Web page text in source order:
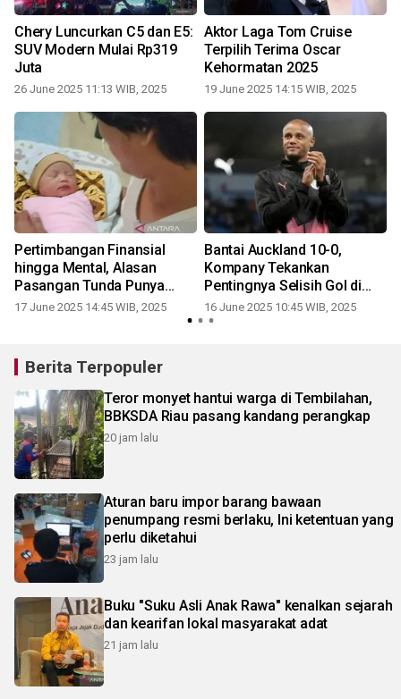
Chery Luncurkan C5 dan E5:
SUV Modern Mulai Rp319
Juta
26 June 2025 11:13 WIB, 2025
Aktor Laga Tom Cruise
Terpilih Terima Oscar
Kehormatan 2025
19 June 2025 14:15 WIB, 2025
Pertimbangan Finansial
hingga Mental, Alasan
Pasangan Tunda Punya
Anak
17 June 2025 14:45 WIB, 2025
Bantai Auckland 10-0,
Kompany Tekankan
Pentingnya Selisih Gol di
Grup Berat
16 June 2025 10:45 WIB, 2025
Berita Terpopuler
Teror monyet hantui warga di Tembilahan,
BBKSDA Riau pasang kandang perangkap
20 jam lalu
Aturan baru impor barang bawaan
penumpang resmi berlaku, Ini ketentuan yang
perlu diketahui
23 jam lalu
Buku "Suku Asli Anak Rawa" kenalkan sejarah
dan kearifan lokal masyarakat adat
21 jam lalu